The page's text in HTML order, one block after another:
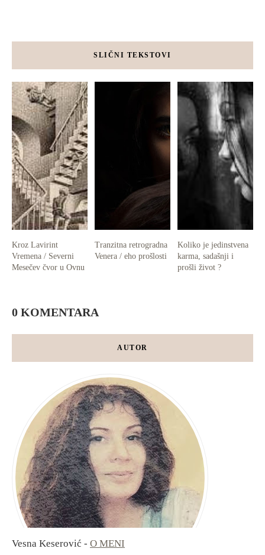
SLIČNI TEKSTOVI
Kroz Lavirint
Vremena / Severni
Mesečev čvor u Ovnu
Tranzitna retrogradna
Venera / eho prošlosti
Koliko je jedinstvena
karma, sadašnji i
prošli život ?
0 KOMENTARA
AUTOR
Vesna Keserović - O MENI